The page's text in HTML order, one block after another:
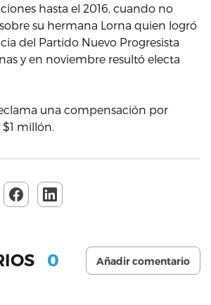
hasta el 2016, cuando no
su hermana Lorna quien logró
del Partido Nuevo Progresista
y en noviembre resultó electa
una compensación por
millón.
0 Añadir comentario